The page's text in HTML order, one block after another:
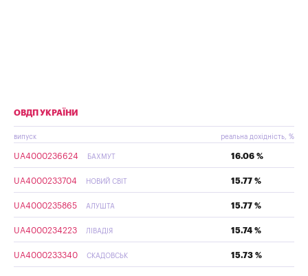
ОВДП УКРАЇНИ
випуск реальна дохідність, %
UA4000236624 БАХМУТ 16.06 %
UA4000233704 НОВИЙ СВІТ 15.77 %
UA4000235865 АЛУШТА 15.77 %
UA4000234223 ЛІВАДІЯ 15.74 %
UA4000233340 СКАДОВСЬК 15.73 %